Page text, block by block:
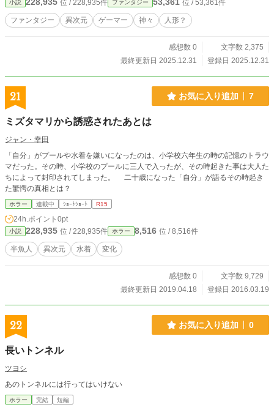
小説 位 / 228,935件 ファンタジー 位 / 53,361件
ファンタジー 異次元 ゲーマー 神々 人形？
感想数 0
文字数 2,375
最終更新日 2025.12.31
登録日 2025.12.31
21 お気に入り追加 7
ミズタマリから誘惑されたあとは
ジャン・幸田
「自分」がプールや水着を嫌いになったのは、小学校六年生の時の記憶のトラウ
マだった。その時、小学校のプールに三人で入ったが、その時起きた事は大人た
ちによって封印されてしまった。 二十歳になった「自分」が語るその時起き
た驚愕の真相とは？
ホラー 連載中 ｼｮｰﾄｼｮｰﾄ R15
24h.ポイント 0pt
小説 228,935 位 / 228,935件 ホラー 8,516 位 / 8,516件
半魚人 異次元 水着 変化
感想数 0
文字数 9,729
最終更新日 2019.04.18
登録日 2016.03.19
22 お気に入り追加 0
長いトンネル
ツヨシ
あのトンネルには行ってはいけない
ホラー 完結 短編